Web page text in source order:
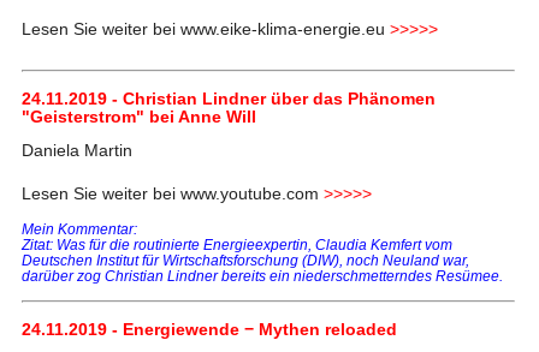
Lesen Sie weiter bei www.eike-klima-energie.eu >>>>>
24.11.2019 - Christian Lindner über das Phänomen
"Geisterstrom" bei Anne Will
Daniela Martin
Lesen Sie weiter bei www.youtube.com >>>>>
Mein Kommentar:
Zitat: Was für die routinierte Energieexpertin, Claudia Kemfert vom
Deutschen Institut für Wirtschaftsforschung (DIW), noch Neuland war,
darüber zog Christian Lindner bereits ein niederschmetterndes Resümee.
24.11.2019 - Energiewende − Mythen reloaded